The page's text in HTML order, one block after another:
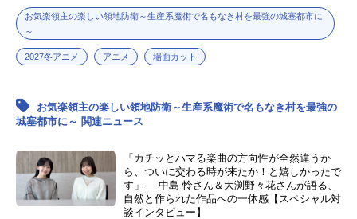
お気楽領主の楽しい領地防衛～生産系魔術で名もなき村を最強の城塞都市に
～
2027冬アニメ アニメ 場面カット
お気楽領主の楽しい領地防衛～生産系魔術で名もなき村を最強の
城塞都市に～ 関連ニュース
「カチッとハマる楽曲の方向性が全然違うか
ら、ついに交わる時が来たか！と嬉しかったで
す」──中島 怜さん＆大渕野々花さんが語る、
自然と作られた作品への一体感【スペシャル対
談インタビュー】